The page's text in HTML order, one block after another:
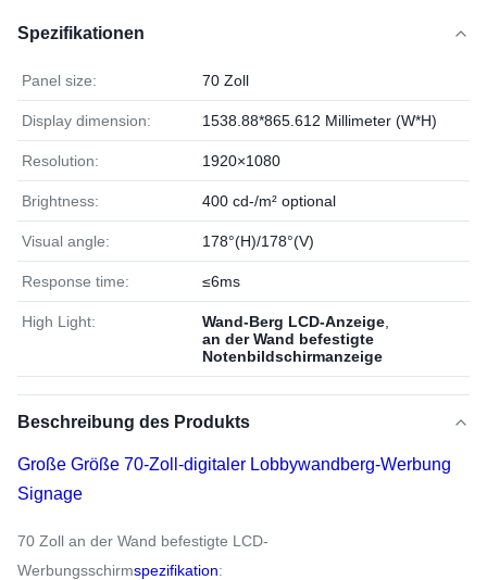
Spezifikationen
Panel size: 70 Zoll
Display dimension: 1538.88*865.612 Millimeter (W*H)
Resolution: 1920×1080
Brightness: 400 cd-/m² optional
Visual angle: 178°(H)/178°(V)
Response time: ≤6ms
High Light: Wand-Berg LCD-Anzeige
an der Wand befestigte
Notenbildschirmanzeige
Beschreibung des Produkts
Große Größe 70-Zoll-digitaler Lobbywandberg-Werbung
Signage
70 Zoll an der Wand befestigte LCD-
Werbungsschirmspezifikation: